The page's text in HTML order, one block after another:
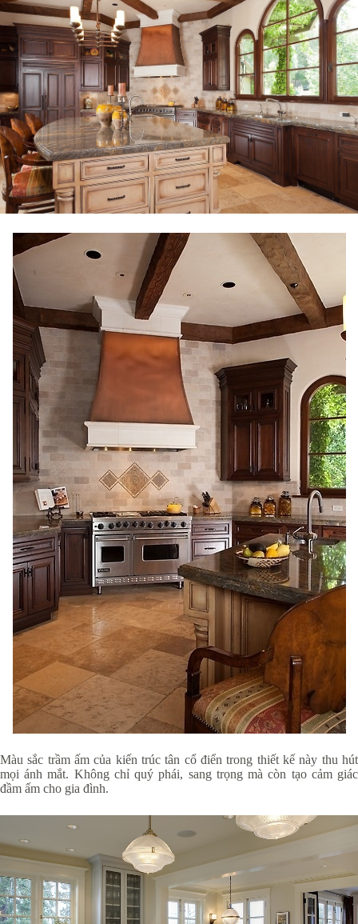
Màu sắc trầm ấm của kiến trúc tân cổ điển trong thiết kế này thu hút
mọi ánh mắt. Không chỉ quý phái, sang trọng mà còn tạo cảm giác
đầm ấm cho gia đình.